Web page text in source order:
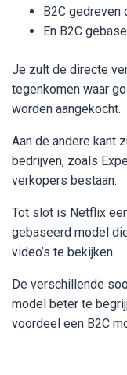
B2C gedreven
En B2C
Je zult de directe
tegenkomen waar
worden aangekocht.
Aan de andere kant
bedrijven, zoals
verkopers bestaan.
Tot slot is Netflix
gebaseerd model
video’s te bekijken.
De verschillende
model beter te
voordeel een B2C